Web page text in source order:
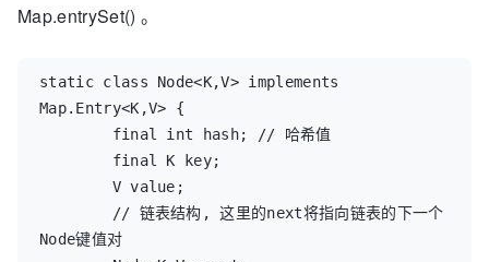
Map.entrySet() 。
static class Node<K,V> implements
Map.Entry<K,V> {
Node键值对